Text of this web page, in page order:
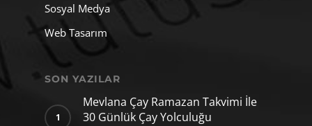
Sosyal Medya
Web Tasarım
SON YAZILAR
Mevlana Çay Ramazan Takvimi İle
30 Günlük Çay Yolculuğu